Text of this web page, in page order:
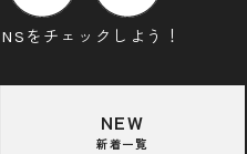
をチェックしよう！
NEW
新着一覧